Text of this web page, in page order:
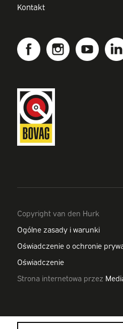
Kontakt
Copyright van den Hurk
Ogólne zasady i warunki
Oświadczenie o ochronie
Oświadczenie
Strona internetowa przez